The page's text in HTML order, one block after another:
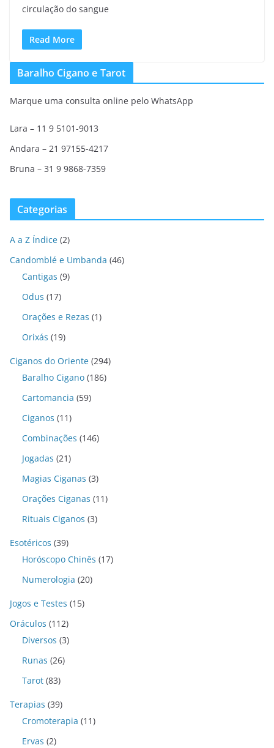
circulação do sangue
Read More
Baralho Cigano e Tarot
Marque uma consulta online pelo WhatsApp
Lara – 11 9 5101-9013
Andara – 21 97155-4217
Bruna – 31 9 9868-7359
Categorias
A a Z Índice (2)
Candomblé e Umbanda (46)
Cantigas (9)
Odus (17)
Orações e Rezas (1)
Orixás (19)
Ciganos do Oriente (294)
Baralho Cigano (186)
Cartomancia (59)
Ciganos (11)
Combinações (146)
Jogadas (21)
Magias Ciganas (3)
Orações Ciganas (11)
Rituais Ciganos (3)
Esotéricos (39)
Horóscopo Chinês (17)
Numerologia (20)
Jogos e Testes (15)
Oráculos (112)
Diversos (3)
Runas (26)
Tarot (83)
Terapias (39)
Cromoterapia (11)
Ervas (2)